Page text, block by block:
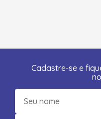
Cadastre-se e